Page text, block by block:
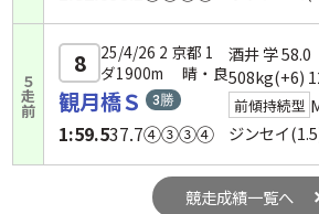
５走前
8
25/4/26 2 京都 1
ダ1900m 晴・良
観月橋Ｓ
1:59.537.7④③③④
酒井 学58.0
508kg(+6)
前傾持続型
ジンセイ
競走成績一覧へ